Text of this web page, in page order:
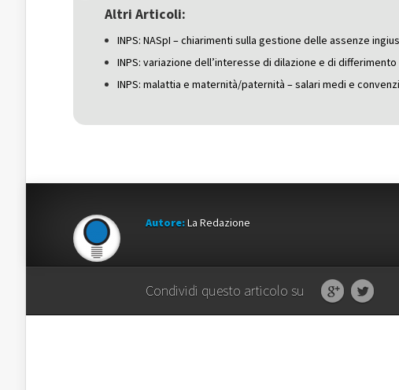
una
nuova
nuova
finestra)
una
nuova
Altri Articoli:
INPS: NASpI – chiarimenti sulla gestione delle assenze
INPS: variazione dell’interesse di dilazione e di differimento
INPS: malattia e maternità/paternità – salari medi e
Autore:La Redazione
Condividi questo articolo su